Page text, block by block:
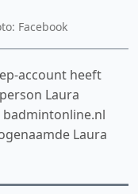
Facebook
account heeft
Laura
Laura